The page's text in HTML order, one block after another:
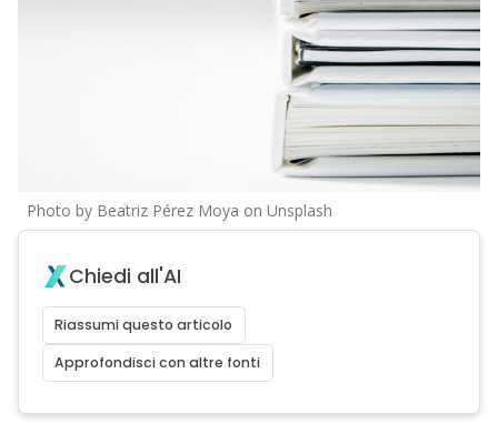
Photo by Beatriz Pérez Moya on Unsplash
Chiedi all'AI
Riassumi questo articolo
Approfondisci con altre fonti